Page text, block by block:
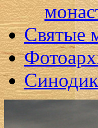
Святые